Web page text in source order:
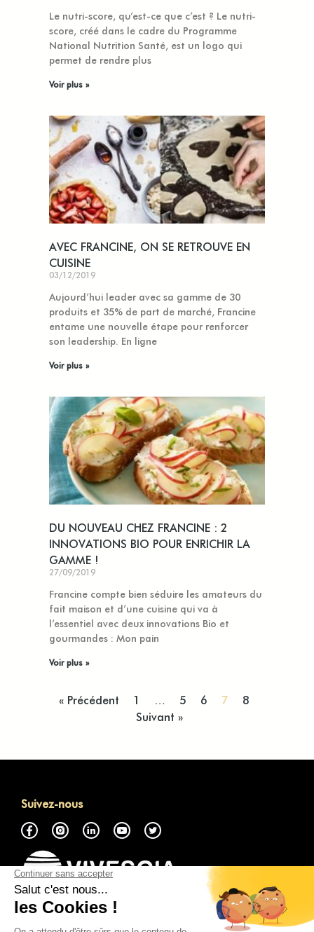
Le nutri-score, qu’est-ce que c’est ? Le nutri-
score, créé dans le cadre du Programme
National Nutrition Santé, est un logo qui
permet de rendre plus
Voir plus »
AVEC FRANCINE, ON SE RETROUVE EN
CUISINE
03/12/2019
Aujourd’hui leader avec sa gamme de 30
produits et 35% de part de marché, Francine
entame une nouvelle étape pour renforcer
son leadership. En ligne
Voir plus »
DU NOUVEAU CHEZ FRANCINE : 2
INNOVATIONS BIO POUR ENRICHIR LA
GAMME !
27/09/2019
Francine compte bien séduire les amateurs du
fait maison et d’une cuisine qui va à
l’essentiel avec deux innovations Bio et
gourmandes : Mon pain
Voir plus »
« Précédent 1 … 5 6 7
8
Suivant »
Suivez-nous
À propos